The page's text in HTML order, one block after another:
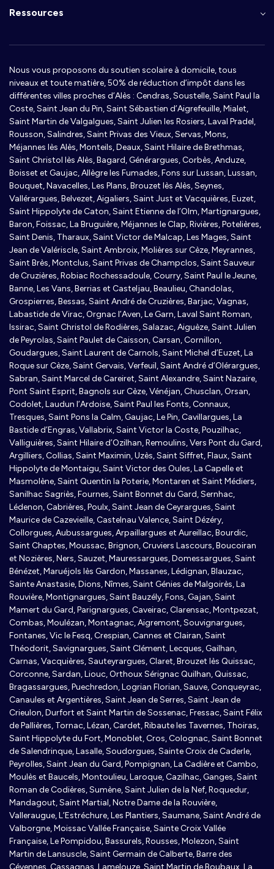
Ressources
Nous vous proposons du soutien scolaire à domicile, tous
niveaux et toute matière, 50% de réduction d’impôt dans les
différentes villes proches d’Alès : Cendras, Soustelle, Saint Paul la
Coste, Saint Jean du Pin, Saint Sébastien d’Aigrefeuille, Mialet,
Saint Martin de Valgalgues, Saint Julien les Rosiers, Laval Pradel,
Rousson, Salindres, Saint Privas des Vieux, Servas, Mons,
Méjannes lès Alès, Monteils, Deaux, Saint Hilaire de Brethmas,
Saint Christol lès Alès, Bagard, Générargues, Corbès, Anduze,
Boisset et Gaujac, Allègre les Fumades, Fons sur Lussan, Lussan,
Bouquet, Navacelles, Les Plans, Brouzet lès Alès, Seynes,
Vallérargues, Belvezet, Aigaliers, Saint Just et Vacquières, Euzet,
Saint Hippolyte de Caton, Saint Etienne de l’Olm, Martignargues,
Baron, Foissac, La Bruguière, Méjannes le Clap, Rivières, Potelières,
Saint Denis, Tharaux, Saint Victor de Malcap, Les Mages, Saint
Jean de Valériscle, Saint Ambroix, Molières sur Cèze, Meyrannes,
Saint Brès, Montclus, Saint Privas de Champclos, Saint Sauveur
de Cruzières, Robiac Rochessadoule, Courry, Saint Paul le Jeune,
Banne, Les Vans, Berrias et Casteljau, Beaulieu, Chandolas,
Grospierres, Bessas, Saint André de Cruzières, Barjac, Vagnas,
Labastide de Virac, Orgnac l’Aven, Le Garn, Laval Saint Roman,
Issirac, Saint Christol de Rodières, Salazac, Aiguèze, Saint Julien
de Peyrolas, Saint Paulet de Caisson, Carsan, Cornillon,
Goudargues, Saint Laurent de Carnols, Saint Michel d’Euzet, La
Roque sur Cèze, Saint Gervais, Verfeuil, Saint André d’Olérargues,
Sabran, Saint Marcel de Careiret, Saint Alexandre, Saint Nazaire,
Pont Saint Esprit, Bagnols sur Cèze, Vénéjan, Chusclan, Orsan,
Codolet, Laudun l’Ardoise, Saint Paul les Fonts, Connaux,
Tresques, Saint Pons la Calm, Gaujac, Le Pin, Cavillargues, La
Bastide d’Engras, Vallabrix, Saint Victor la Coste, Pouzilhac,
Valliguières, Saint Hilaire d’Ozilhan, Remoulins, Vers Pont du Gard,
Argilliers, Collias, Saint Maximin, Uzès, Saint Siffret, Flaux, Saint
Hippolyte de Montaigu, Saint Victor des Oules, La Capelle et
Masmolène, Saint Quentin la Poterie, Montaren et Saint Médiers,
Sanilhac Sagriès, Fournes, Saint Bonnet du Gard, Sernhac,
Lédenon, Cabrières, Poulx, Saint Jean de Ceyrargues, Saint
Maurice de Cazevieille, Castelnau Valence, Saint Dézéry,
Collorgues, Aubussargues, Arpaillargues et Aureillac, Bourdic,
Saint Chaptes, Moussac, Brignon, Cruviers Lascours, Boucoiran
et Nozières, Ners, Sauzet, Mauressargues, Domessargues, Saint
Bénézet, Maruéjols lès Gardon, Massanes, Lédignan, Blauzac,
Sainte Anastasie, Dions, Nîmes, Saint Génies de Malgoirès, La
Rouvière, Montignargues, Saint Bauzély, Fons, Gajan, Saint
Mamert du Gard, Parignargues, Caveirac, Clarensac, Montpezat,
Combas, Moulézan, Montagnac, Aigremont, Souvignargues,
Fontanes, Vic le Fesq, Crespian, Cannes et Clairan, Saint
Théodorit, Savignargues, Saint Clément, Lecques, Gailhan,
Carnas, Vacquières, Sauteyrargues, Claret, Brouzet lès Quissac,
Corconne, Sardan, Liouc, Orthoux Sérignac Quilhan, Quissac,
Bragassargues, Puechredon, Logrian Florian, Sauve, Conqueyrac,
Canaules et Argentières, Saint Jean de Serres, Saint Jean de
Crieulon, Durfort et Saint Martin de Sossenac, Fressac, Saint Félix
de Pallières, Tornac, Lézan, Cardet, Ribaute les Tavernes, Thoiras,
Saint Hippolyte du Fort, Monoblet, Cros, Colognac, Saint Bonnet
de Salendrinque, Lasalle, Soudorgues, Sainte Croix de Caderle,
Peyrolles, Saint Jean du Gard, Pompignan, La Cadière et Cambo,
Moulès et Baucels, Montoulieu, Laroque, Cazilhac, Ganges, Saint
Roman de Codières, Sumène, Saint Julien de la Nef, Roquedur,
Mandagout, Saint Martial, Notre Dame de la Rouvière,
Valleraugue, L’Estréchure, Les Plantiers, Saumane, Saint André de
Valborgne, Moissac Vallée Française, Sainte Croix Vallée
Française, Le Pompidou, Bassurels, Rousses, Molezon, Saint
Martin de Lansuscle, Saint Germain de Calberte, Barre des
Cévennes, Cassagnas, Lamelouze, Saint Martin de Boubaux, La